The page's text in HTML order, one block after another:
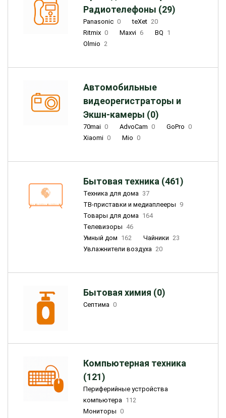
Радиотелефоны (29)
Panasonic 0 teXet 20
Ritmix 0 Maxvi 6 BQ 1
Olmio 2
Автомобильные
видеорегистраторы и
Экшн-камеры (0)
70mai 0 AdvoCam 0 GoPro 0
Xiaomi 0 Mio 0
Бытовая техника (461)
Техника для дома 37
ТВ-приставки и медиаплееры 9
Товары для дома 164
Телевизоры 46
Умный дом 162 Чайники 23
Увлажнители воздуха 20
Бытовая химия (0)
Септима 0
Компьютерная техника
(121)
Периферийные устройства
компьютера 112
Мониторы 0